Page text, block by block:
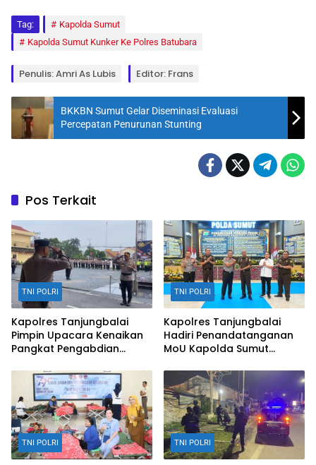
Tag:
Kapolda Sumut
Kapolda Sumut Kunker Ke Polres Batubara
Penulis: Amri As Lubis Editor: Frans
BKKBN Sumut Gelar Diseminasi Evaluasi
Percepatan Penurunan Stunting
Pos Terkait
TNI POLRI
Kapolres Tanjungbalai
Pimpin Upacara Kenaikan
Pangkat Pengabdian
TNI POLRI
Kapolres Tanjungbalai
Hadiri Penandatanganan
MoU Kapolda Sumut
TNI POLRI TNI POLRI